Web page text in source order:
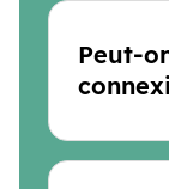
Peut-